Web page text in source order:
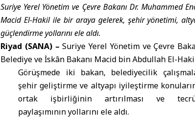
Suriye Yerel Yönetim ve Çevre Bakanı Dr. Muhammed
Macid El-Hakil ile bir araya gelerek, şehir yönetimi,
güçlendirme yollarını ele aldı.
Riyad (SANA) – Suriye Yerel Yönetim ve Çevre
Belediye ve İskân Bakanı Macid bin Abdullah El-
Görüşmede iki bakan, belediyecilik
şehir geliştirme ve altyapı iyileştirme
ortak işbirliğinin artırılması ve
paylaşımının yollarını ele aldı.